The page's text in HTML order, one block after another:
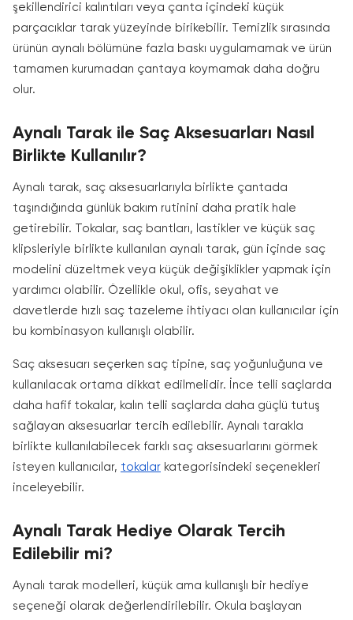
şekillendirici kalıntıları veya çanta içindeki küçük
parçacıklar tarak yüzeyinde birikebilir. Temizlik sırasında
ürünün aynalı bölümüne fazla baskı uygulamamak ve ürün
tamamen kurumadan çantaya koymamak daha doğru
olur.
Aynalı Tarak ile Saç Aksesuarları Nasıl
Birlikte Kullanılır?
Aynalı tarak, saç aksesuarlarıyla birlikte çantada
taşındığında günlük bakım rutinini daha pratik hale
getirebilir. Tokalar, saç bantları, lastikler ve küçük saç
klipsleriyle birlikte kullanılan aynalı tarak, gün içinde saç
modelini düzeltmek veya küçük değişiklikler yapmak için
yardımcı olabilir. Özellikle okul, ofis, seyahat ve
davetlerde hızlı saç tazeleme ihtiyacı olan kullanıcılar için
bu kombinasyon kullanışlı olabilir.
Saç aksesuarı seçerken saç tipine, saç yoğunluğuna ve
kullanılacak ortama dikkat edilmelidir. İnce telli saçlarda
daha hafif tokalar, kalın telli saçlarda daha güçlü tutuş
sağlayan aksesuarlar tercih edilebilir. Aynalı tarakla
birlikte kullanılabilecek farklı saç aksesuarlarını görmek
isteyen kullanıcılar, tokalar kategorisindeki seçenekleri
inceleyebilir.
Aynalı Tarak Hediye Olarak Tercih
Edilebilir mi?
Aynalı tarak modelleri, küçük ama kullanışlı bir hediye
seçeneği olarak değerlendirilebilir. Okula başlayan